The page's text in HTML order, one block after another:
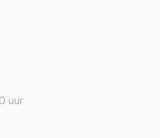
uur